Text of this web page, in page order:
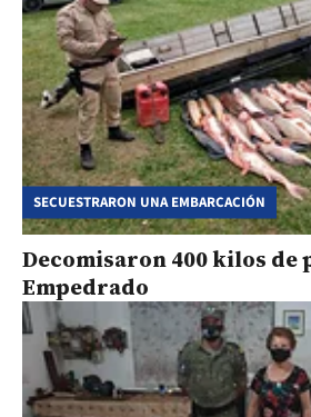
SECUESTRARON UNA EMBARCACIÓN
Decomisaron 400 kilos de
Empedrado